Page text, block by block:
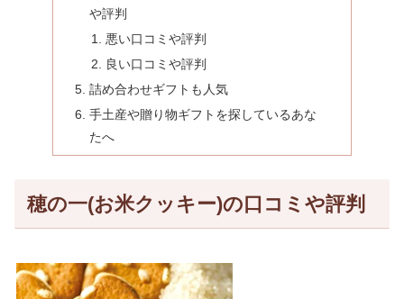
や評判
悪い口コミや評判
良い口コミや評判
詰め合わせギフトも人気
手土産や贈り物ギフトを探しているあな
たへ
穂の一(お米クッキー)の口コミや評判